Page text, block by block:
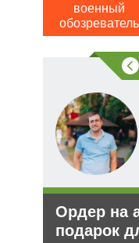
военный
обозреватель
Ордер на
подарок